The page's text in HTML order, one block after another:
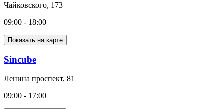
Чайковского, 173
09:00 - 18:00
Показать на карте
Sincube
Ленина проспект, 81
09:00 - 17:00